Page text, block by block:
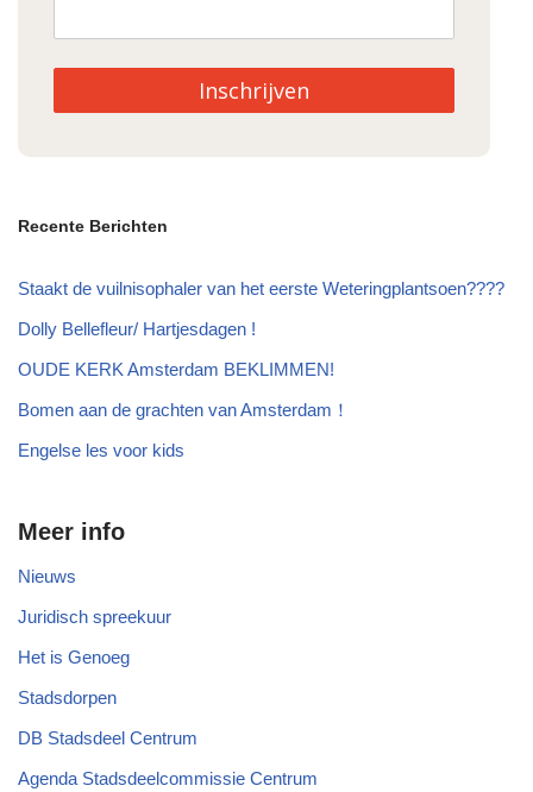
Inschrijven
Recente Berichten
Staakt de vuilnisophaler van het eerste Weteringplantsoen????
Dolly Bellefleur/ Hartjesdagen !
OUDE KERK Amsterdam BEKLIMMEN!
Bomen aan de grachten van Amsterdam！
Engelse les voor kids
Meer info
Nieuws
Juridisch spreekuur
Het is Genoeg
Stadsdorpen
DB Stadsdeel Centrum
Agenda Stadsdeelcommissie Centrum